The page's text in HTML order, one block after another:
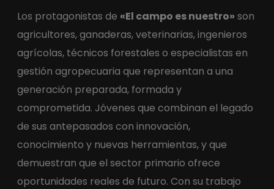
Los protagonistas de «El campo es nuestro» son
agricultores, ganaderas, veterinarias, ingenieros
agrícolas, técnicos forestales o especialistas en
gestión agropecuaria que representan a una
generación preparada, formada y
comprometida. Jóvenes que combinan el legado
de sus antepasados con innovación,
conocimiento y nuevas herramientas, y que
demuestran que el sector primario ofrece
oportunidades reales de futuro. Con su trabajo